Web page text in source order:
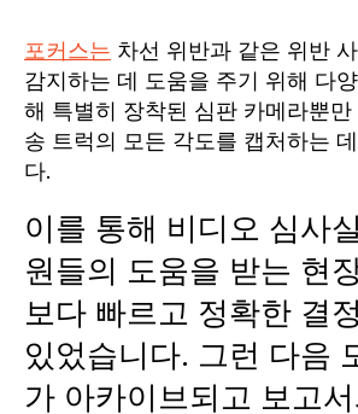
포커스는 차선 위반과 같은 위반
감지하는 데 도움을 주기 위해 다
해 특별히 장착된 심판 카메라뿐
송 트럭의 모든 각도를 캡처하는
다.
이를 통해 비디오 심사
원들의 도움을 받는 현
보다 빠르고 정확한 결
있었습니다. 그런 다음
가 아카이브되고 보고